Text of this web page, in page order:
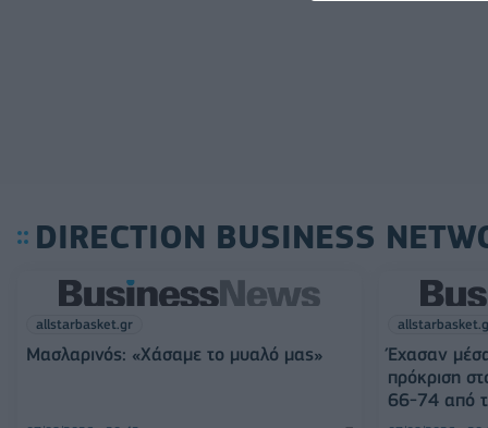
DIRECTION BUSINESS
allstarbasket.gr
Μασλαρινός: «Χάσαμε το μυαλό μας»
Έχασαν
πρόκριση
66-74 από